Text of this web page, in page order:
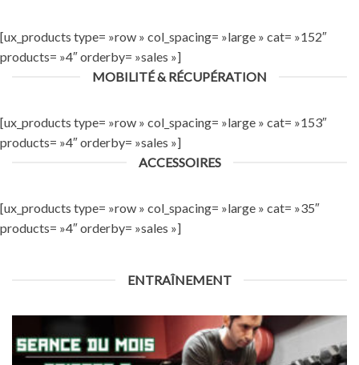
[ux_products type= »row » col_spacing= »large » cat= »152″
products= »4″ orderby= »sales »]
MOBILITÉ & RÉCUPÉRATION
[ux_products type= »row » col_spacing= »large » cat= »153″
products= »4″ orderby= »sales »]
ACCESSOIRES
[ux_products type= »row » col_spacing= »large » cat= »35″
products= »4″ orderby= »sales »]
ENTRAÎNEMENT